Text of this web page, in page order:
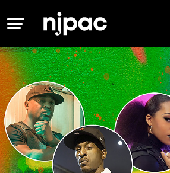
MENÚ